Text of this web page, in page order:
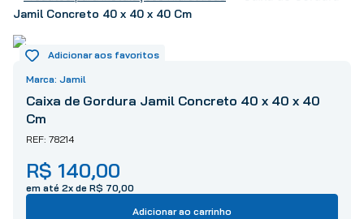
Jamil Concreto 40 x 40 x 40 Cm
Jamil
Caixa de Gordura Jamil Concreto 40 x 40 x 40
Cm
78214
R$ 140,00
em até 2x de R$ 70 00
Adicionar ao carrinho
3 º
piso
5
º
vaso sanitário
6º
chuveiro
7º
cimento
8º
10º tinta